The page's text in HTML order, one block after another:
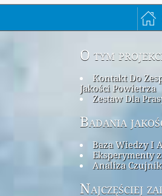
O tym
Kontakt Do
Jakości Powietrza
Zestaw Dla
Badania
Baza Wiedzy I
Eksperymenty
Analiza
Najczęściej